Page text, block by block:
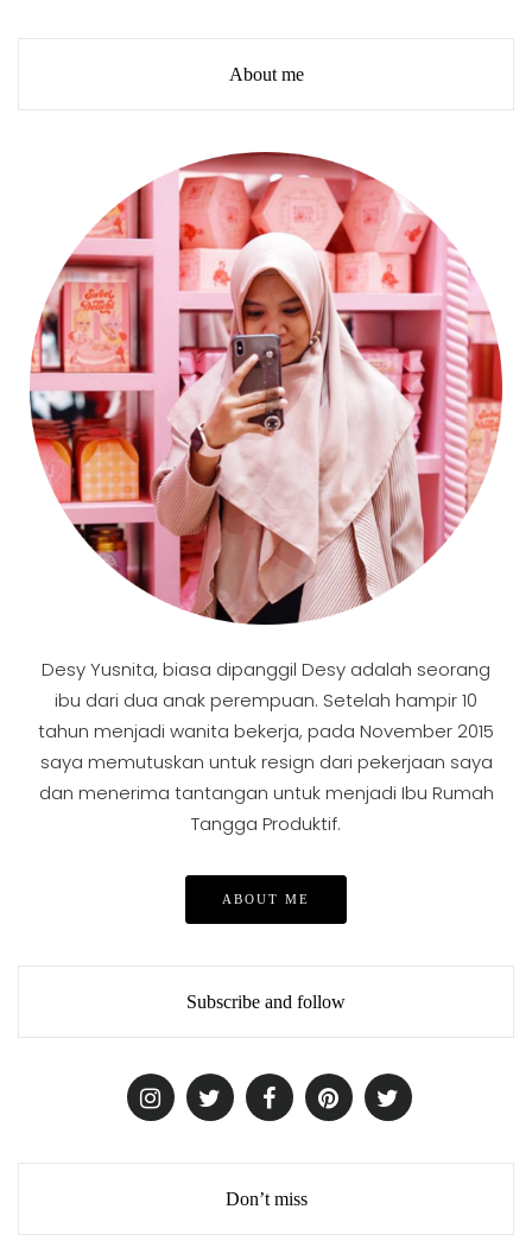
About me
Desy Yusnita, biasa dipanggil Desy adalah seorang
ibu dari dua anak perempuan. Setelah hampir 10
tahun menjadi wanita bekerja, pada November 2015
saya memutuskan untuk resign dari pekerjaan saya
dan menerima tantangan untuk menjadi Ibu Rumah
Tangga Produktif.
ABOUT ME
Subscribe and follow
Don’t miss